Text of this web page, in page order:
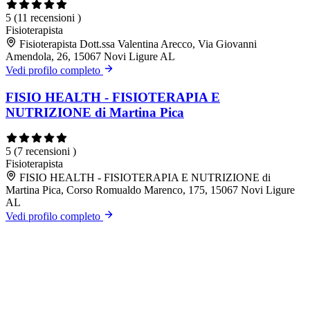
5 (11 recensioni )
Fisioterapista
Fisioterapista Dott.ssa Valentina Arecco, Via Giovanni
Amendola, 26, 15067 Novi Ligure AL
Vedi profilo completo
FISIO HEALTH - FISIOTERAPIA E
NUTRIZIONE di Martina Pica
5 (7 recensioni )
Fisioterapista
FISIO HEALTH - FISIOTERAPIA E NUTRIZIONE di
Martina Pica, Corso Romualdo Marenco, 175, 15067 Novi Ligure
AL
Vedi profilo completo